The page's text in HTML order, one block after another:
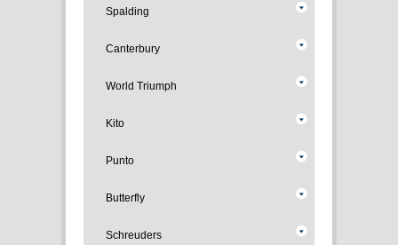
Spalding
Canterbury
World Triumph
Kito
Punto
Butterfly
Schreuders